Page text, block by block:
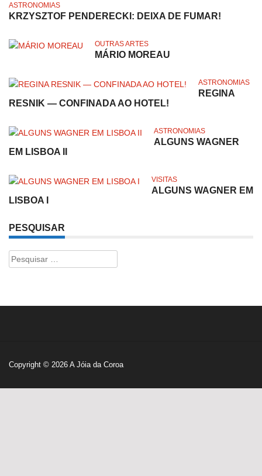
ASTRONOMIAS
KRZYSZTOF PENDERECKI: DEIXA DE FUMAR!
OUTRAS ARTES
MÁRIO MOREAU
ASTRONOMIAS
REGINA
RESNIK — CONFINADA AO HOTEL!
ASTRONOMIAS
ALGUNS WAGNER
EM LISBOA II
VISITAS
ALGUNS WAGNER EM
LISBOA I
PESQUISAR
Pesquisar
por:
Copyright © 2026 A Jóia da Coroa